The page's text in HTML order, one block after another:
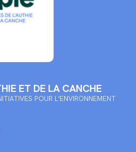
ET DE LA CANCHE
POUR L'ENVIRONNEMENT